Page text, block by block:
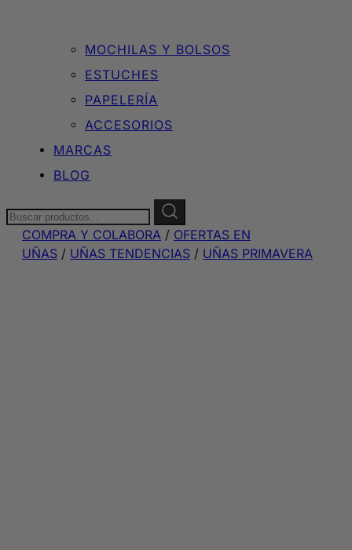
MOCHILAS Y BOLSOS
ESTUCHES
PAPELERÍA
ACCESORIOS
MARCAS
BLOG
Buscar:
COMPRA Y COLABORA / OFERTAS EN
UÑAS / UÑAS TENDENCIAS / UÑAS PRIMAVERA